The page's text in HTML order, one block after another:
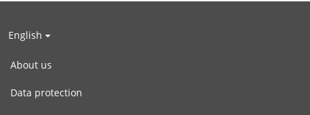
English
About us
Data protection